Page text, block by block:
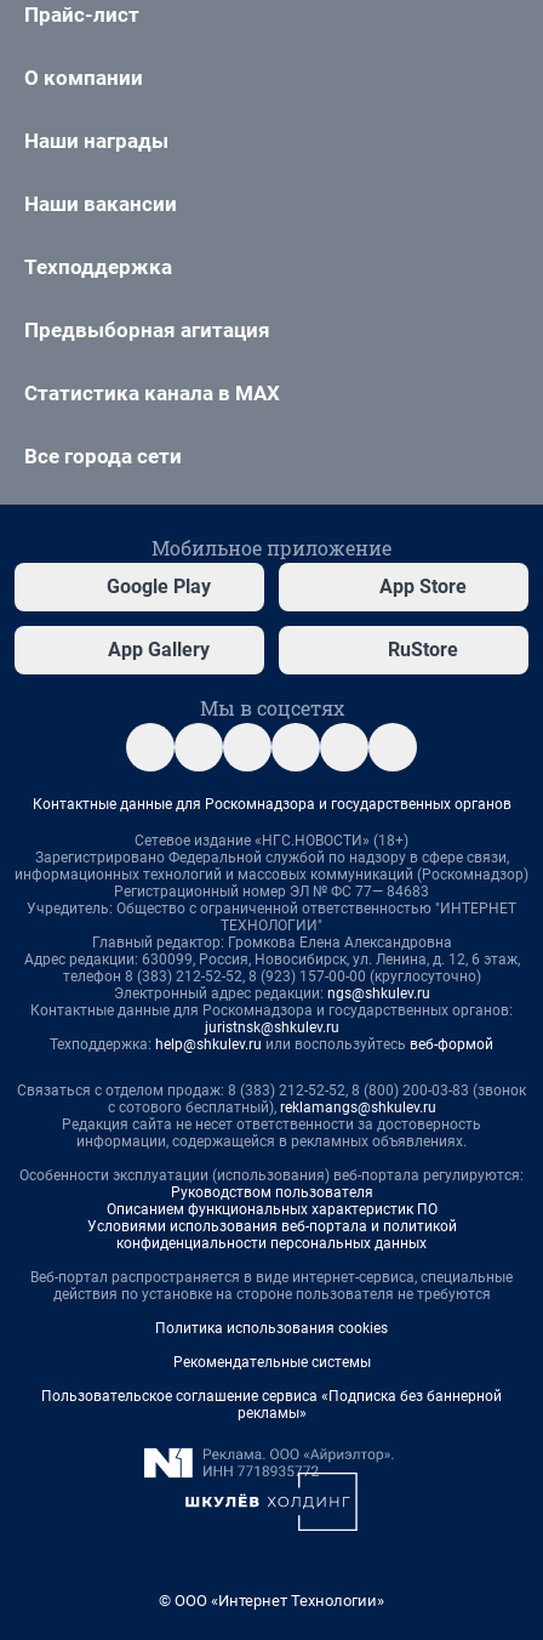
Прайс-лист
О компании
Наши награды
Наши вакансии
Техподдержка
Предвыборная агитация
Статистика канала в MAX
Все города сети
Мобильное приложение
Google Play App Store
App Gallery RuStore
Мы в соцсетях
Контактные данные для Роскомнадзора и государственных органов
Сетевое издание «НГС.НОВОСТИ» (18+)
Зарегистрировано Федеральной службой по надзору в сфере связи,
информационных технологий и массовых коммуникаций (Роскомнадзор)
Регистрационный номер ЭЛ № ФС 77— 84683
Учредитель: Общество с ограниченной ответственностью "ИНТЕРНЕТ
ТЕХНОЛОГИИ"
Главный редактор: Громкова Елена Александровна
Адрес редакции: 630099, Россия, Новосибирск, ул. Ленина, д. 12, 6 этаж,
телефон 8 (383) 212-52-52, 8 (923) 157-00-00 (круглосуточно)
Электронный адрес редакции: ngs@shkulev.ru
Контактные данные для Роскомнадзора и государственных органов:
juristnsk@shkulev.ru
Техподдержка: help@shkulev.ru или воспользуйтесь веб-формой
Связаться с отделом продаж: 8 (383) 212-52-52, 8 (800) 200-03-83 (звонок
с сотового бесплатный), reklamangs@shkulev.ru
Редакция сайта не несет ответственности за достоверность
информации, содержащейся в рекламных объявлениях.
Особенности эксплуатации (использования) веб-портала регулируются:
Руководством пользователя
Описанием функциональных характеристик ПО
Условиями использования веб-портала и политикой
конфиденциальности персональных данных
Веб-портал распространяется в виде интернет-сервиса, специальные
действия по установке на стороне пользователя не требуются
Политика использования cookies
Рекомендательные системы
Пользовательское соглашение сервиса «Подписка без баннерной
рекламы»
© ООО «Интернет Технологии»